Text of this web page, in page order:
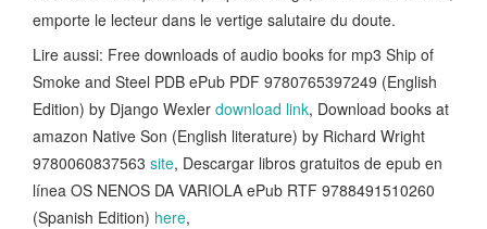
emporte le lecteur dans le vertige salutaire du doute.
Lire aussi: Free downloads of audio books for mp3 Ship of
Smoke and Steel PDB ePub PDF 9780765397249 (English
Edition) by Django Wexler download link, Download books at
amazon Native Son (English literature) by Richard Wright
9780060837563 site, Descargar libros gratuitos de epub en
línea OS NENOS DA VARIOLA ePub RTF 9788491510260
(Spanish Edition) here,